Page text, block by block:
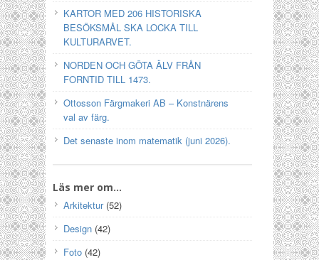
KARTOR MED 206 HISTORISKA
BESÖKSMÅL SKA LOCKA TILL
KULTURARVET.
NORDEN OCH GÖTA ÄLV FRÅN
FORNTID TILL 1473.
Ottosson Färgmakeri AB – Konstnärens
val av färg.
Det senaste inom matematik (juni 2026).
Läs mer om…
Arkitektur(52)
Design (42)
Foto (42)